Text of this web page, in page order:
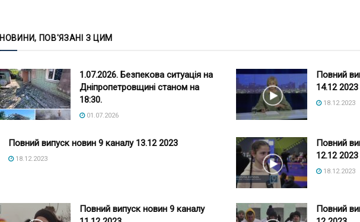
НОВИНИ, ПОВ'ЯЗАНІ З ЦИМ
1.07.2026. Безпекова ситуація на
Дніпропетровщині станом на
18:30.
01.07.2026
Повний
14.12 2023
18.12.2023
Повний випуск новин 9 каналу 13.12 2023
18.12.2023
Повний
12.12 2023
18.12.2023
Повний випуск новин 9 каналу
Повний